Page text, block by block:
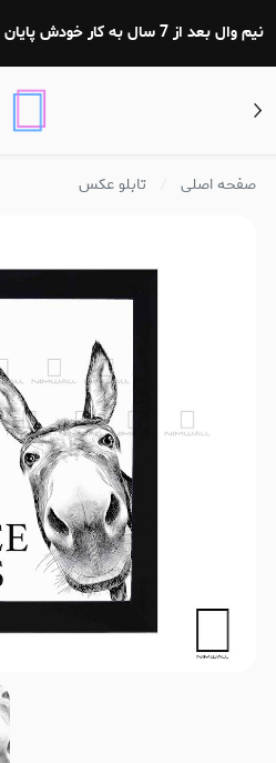
نیم وال بعد از 7 سال به کار خودش پایان داد به امید شروع به کار مجدد : )
صفحه اصلی تابلو عکس